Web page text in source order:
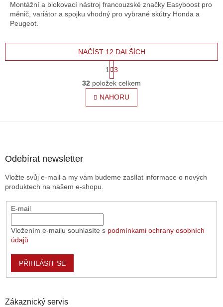
Montážní a blokovací nástroj francouzské značky Easyboost pro
měnič, variátor a spojku vhodný pro vybrané skútry Honda a
Peugeot.
O
v
l
á
k
v
i
NAČÍST 12 DALŠÍCH
t
r
á
n
k
v
1
3
32 položek celkem
NAHORU
Odebírat newsletter
Vložte svůj e-mail a my vám budeme zasílat informace o nových
produktech na našem e-shopu.
E-mail
Vložením e-mailu souhlasíte s podmínkami ochrany osobních
údajů
PŘIHLÁSIT SE
Zákaznický servis